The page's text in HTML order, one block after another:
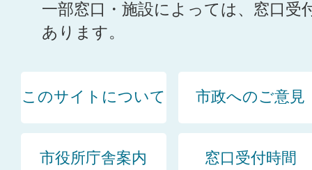
一部窓口・施設によっては、窓口受
あります。
このサイトについて 市政へのご意見
市役所庁舎案内 窓口受付時間